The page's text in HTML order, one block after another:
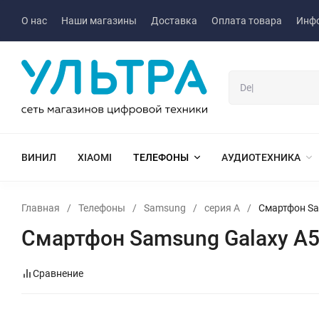
О нас Наши магазины Доставка Оплата товара
ВИНИЛ XIAOMI ТЕЛЕФОНЫ АУДИОТЕХНИКА
Главная / Телефоны / Samsung / серия A / Смартфон
Смартфон Samsung Galaxy
Сравнение